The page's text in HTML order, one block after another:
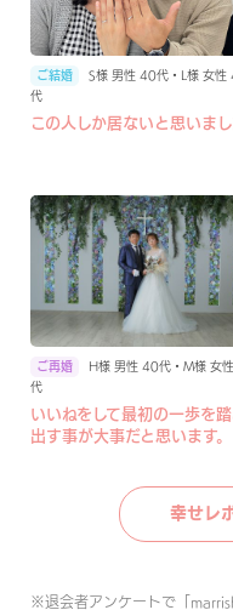
S様 男性 40代・L様 女性
代
この人しか居ないと思いま
H様 男性 40代・M様 女
代
いいねをして最初の一歩を
出す事が大事だと思います。
幸せレ
※退会者アンケートで「